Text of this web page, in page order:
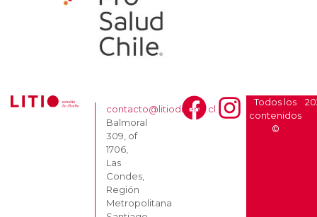
contacto@litiodiseno.cl
Balmoral
309, of
1706,
Las
Condes,
Región
Metropolitana
Todos los
contenidos
©